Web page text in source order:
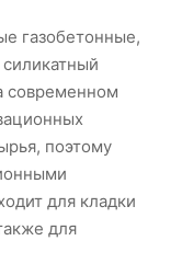
газобетонные,
современном
поэтому
для кладки
для